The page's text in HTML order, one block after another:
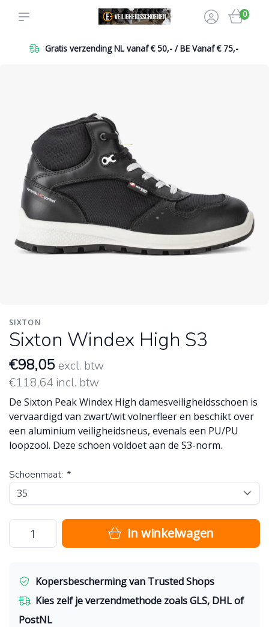
0
Gratis verzending NL vanaf € 50,- / BE Vanaf € 75,-
SIXTON
Sixton Windex High S3
€98,05 excl. btw
€118,64 incl. btw
De Sixton Peak Windex High damesveiligheidsschoen is
vervaardigd van zwart/wit volnerfleer en beschikt over
een aluminium veiligheidsneus, evenals een PU/PU
loopzool. Deze schoen voldoet aan de S3-norm.
Schoenmaat: *
In winkelwagen
Kopersbescherming van Trusted Shops
Kies zelf je verzendmethode zoals GLS, DHL of
PostNL